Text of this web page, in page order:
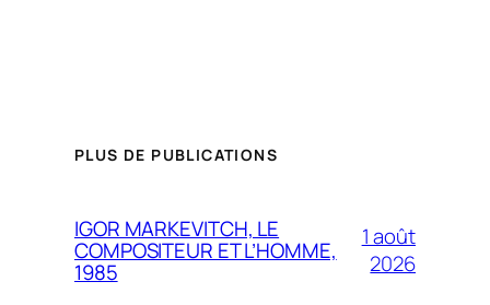
PLUS DE PUBLICATIONS
IGOR MARKEVITCH, LE
COMPOSITEUR ET L’HOMME,
1985
1 août
2026